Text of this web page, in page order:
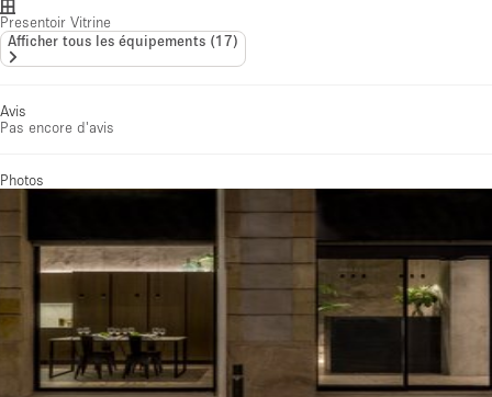
Presentoir Vitrine
Afficher tous les équipements (17)
Avis
Pas encore d'avis
Photos